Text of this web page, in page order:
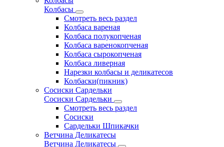
Колбасы
Смотреть весь раздел
Колбаса вареная
Колбаса полукопченая
Колбаса варенокопченая
Колбаса сырокопченая
Колбаса ливерная
Нарезки колбасы и деликатесов
Колбаски(пикник)
Сосиски Сардельки
Сосиски Сардельки
Смотреть весь раздел
Сосиски
Сардельки Шпикачки
Ветчина Деликатесы
Ветчина Деликатесы